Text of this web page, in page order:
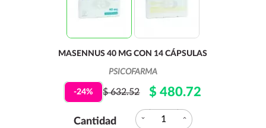
MASENNUS 40 MG CON 14 CÁPSULAS
PSICOFARMA
-24% $ 632.52 $ 480.72
Cantidad expand_more expand_less